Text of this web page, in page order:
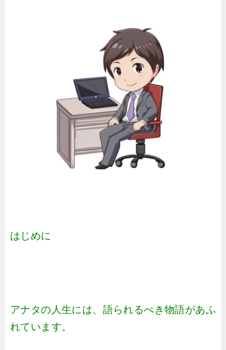
はじめに
アナタの人生には、語られるべき物語があふ
れています。